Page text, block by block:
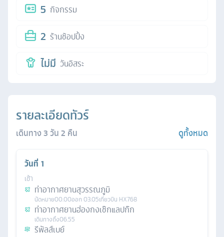
5 กิจกรรม
2 ร้านช้อปปิ้ง
ไม่มี วันอิสระ
รายละเอียดทัวร์
เดินทาง3วัน2 คืน ดูทั้งหมด
วันที่ 1
เช้า
ท่าอากาศยานสุวรรณภูมิ
นัดหมาย00.00ออก03.05เที่ยวบิน HX768
ท่าอากาศยานฮ่องกงเช๊กแลปก๊ก
เดินทางถึง06.55
รีพัลส์เบย์